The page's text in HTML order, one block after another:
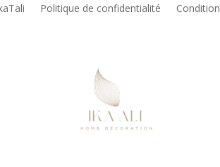
Politique de confidentialité